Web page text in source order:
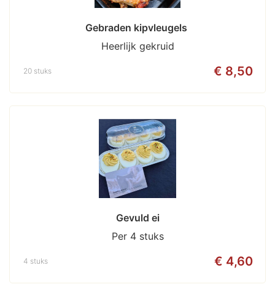
Gebraden kipvleugels
Heerlijk gekruid
€ 8,50
20 stuks
Gevuld ei
Per 4 stuks
€ 4,60
4 stuks